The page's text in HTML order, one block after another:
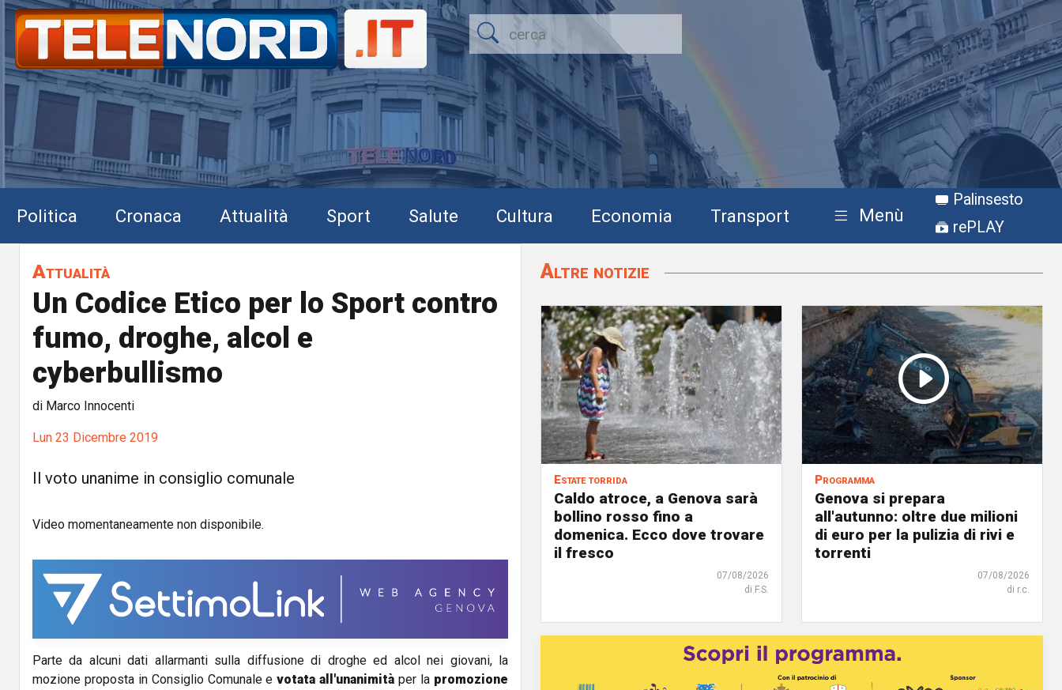
Politica Cronaca Attualità Sport Salute Cultura Economia Transport Menù
Palinsesto
rePLAY
Attualità
Un Codice Etico per lo Sport contro
fumo, droghe, alcol e
cyberbullismo
di Marco Innocenti
Lun 23 Dicembre 2019
Il voto unanime in consiglio comunale
Video momentaneamente non disponibile.
Parte da alcuni dati allarmanti sulla diffusione di droghe ed alcol nei giovani, la
mozione proposta in Consiglio Comunale evotata all'unanimità per la promozione
Altre notizie
Estate torrida
Caldo atroce, a Genova sarà
bollino rosso fino a
domenica. Ecco dove trovare
il fresco
07/08/2026
di F.S.
Programma
Genova si prepara
all'autunno: oltre due milioni
di euro per la pulizia di rivi e
torrenti
07/08/2026
di r.c.